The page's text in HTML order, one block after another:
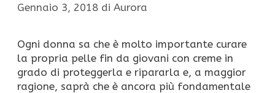
Gennaio 3, 2018 di Aurora
Ogni donna sa che è molto importante curare
la propria pelle fin da giovani con creme in
grado di proteggerla e ripararla e, a maggior
ragione, saprà che è ancora più fondamentale